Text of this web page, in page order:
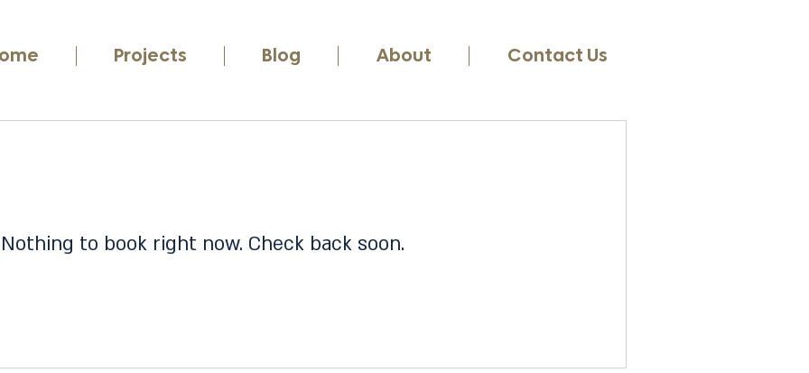
Contact Us
About
Blog
Projects
Nothing to book right now. Check back soon.